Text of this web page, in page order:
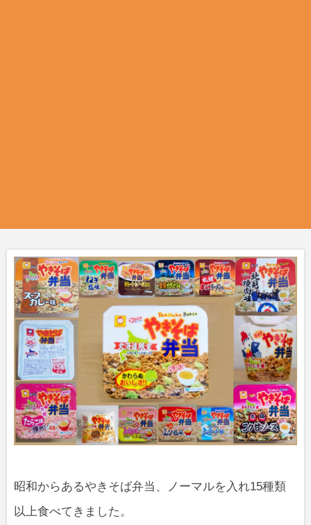
昭和からあるやきそば弁当、ノーマルを入れ15種類
以上食べてきました。